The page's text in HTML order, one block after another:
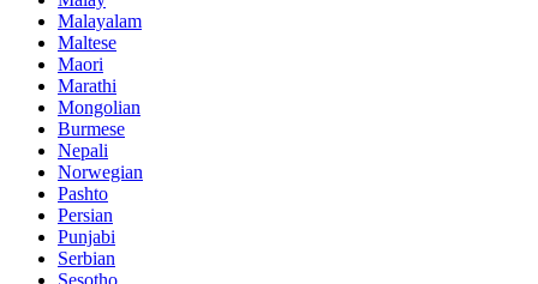
Malayalam
Maltese
Maori
Marathi
Mongolian
Burmese
Nepali
Norwegian
Pashto
Persian
Punjabi
Serbian
Sesotho